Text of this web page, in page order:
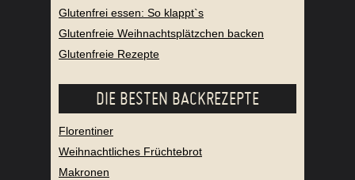
Glutenfrei essen: So klappt`s
Glutenfreie Weihnachtsplätzchen backen
Glutenfreie Rezepte
DIE BESTEN BACKREZEPTE
Florentiner
Weihnachtliches Früchtebrot
Makronen